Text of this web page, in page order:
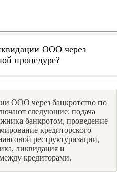
ООО через
процедуре?
ООО через банкротство по
следующие: подача
банкротом, проведение
кредиторского
реструктуризации,
ликвидация и
кредиторами.